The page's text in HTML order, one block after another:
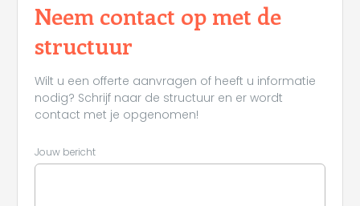
Neem contact op met de
structuur
Wilt u een offerte aanvragen of heeft u informatie
nodig? Schrijf naar de structuur en er wordt
contact met je opgenomen!
Jouw bericht